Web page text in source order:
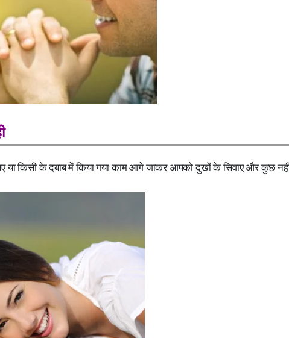
या किसी के दबाब में किया गया काम आगे जाकर आपको दुखों के सिवाए और कुछ